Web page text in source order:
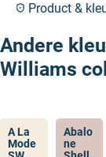
Product &
Andere
Williams
A La
Mode
Abalo
ne